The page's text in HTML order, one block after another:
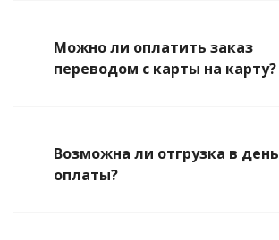
Можно ли оплатить заказ
переводом с карты на карту?
Возможна ли отгрузка в день
оплаты?